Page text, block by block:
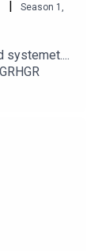
Season 1 ,
systemet....